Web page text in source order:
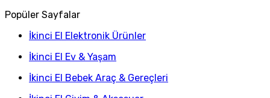
Popüler Sayfalar
İkinci El Elektronik Ürünler
İkinci El Ev & Yaşam
İkinci El Bebek Araç & Gereçleri